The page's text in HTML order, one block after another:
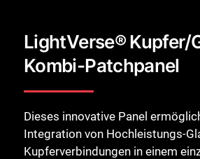
LightVerse® Kupfer/
Kombi-Patchpanel
Dieses innovative Panel
Integration von Hochleistungs-
Kupferverbindungen in einem